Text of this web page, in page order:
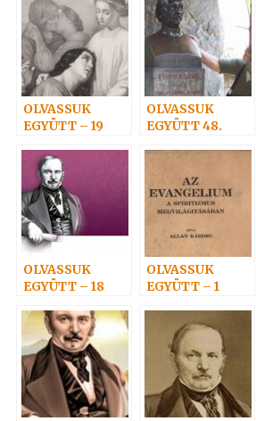
OLVASSUK
EGYÜTT – 19
OLVASSUK
EGYÜTT 48.
OLVASSUK
EGYÜTT – 18
OLVASSUK
EGYÜTT – 1